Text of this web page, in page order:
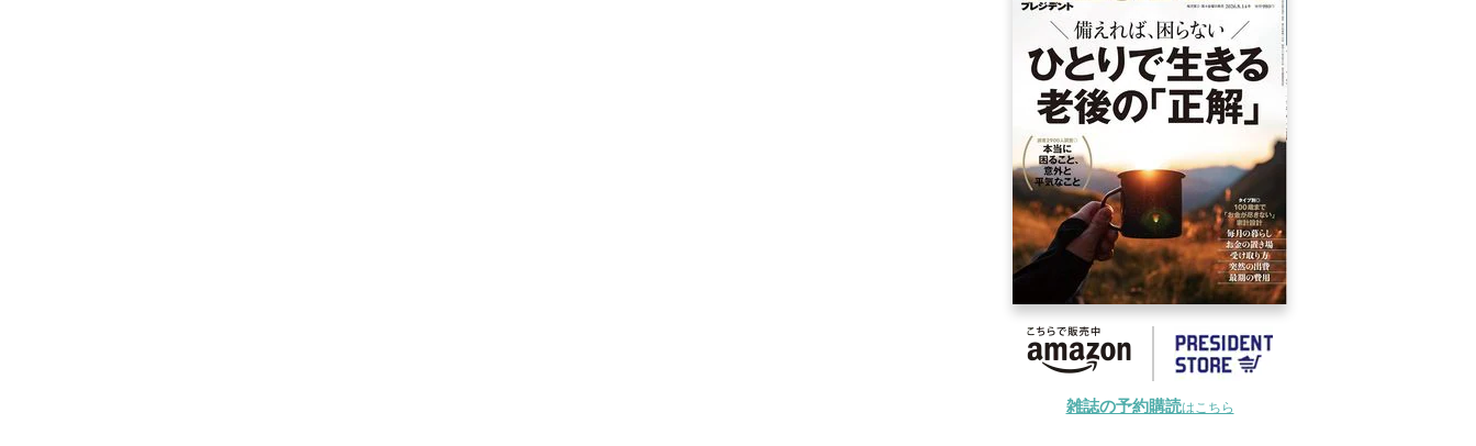
雑誌の予約購読はこちら